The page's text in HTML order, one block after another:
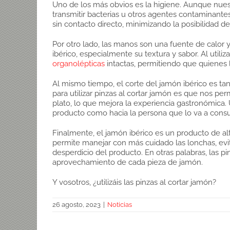
Uno de los más obvios es la higiene. Aunque
transmitir bacterias u otros agentes
sin contacto directo, minimizando la posibilidad
Por otro lado, las manos son una fuente de
ibérico, especialmente su textura y sabor. Al
organolépticas intactas, permitiendo que
Al mismo tiempo, el corte del jamón ibérico es
para utilizar pinzas al cortar jamón es que nos
plato, lo que mejora la experiencia
producto como hacia la persona que lo va a
Finalmente, el jamón ibérico es un producto de
permite manejar con más cuidado las lonchas,
desperdicio del producto. En otras palabras, las
aprovechamiento de cada pieza de jamón.
Y vosotros, ¿utilizáis las pinzas al cortar jamón?
26 agosto, 2023 Noticias